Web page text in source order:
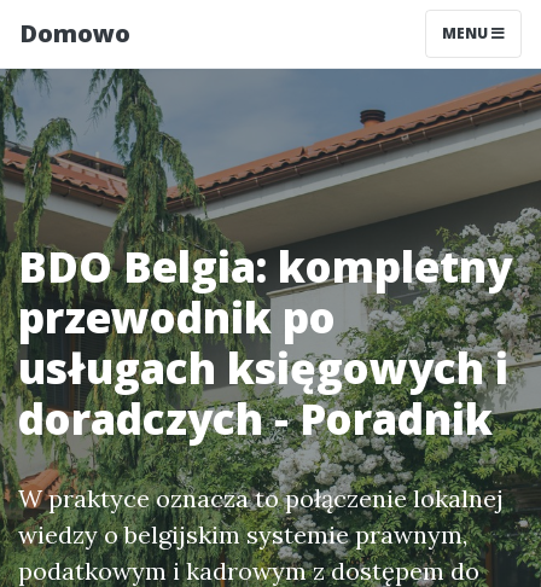
Domowo MENU
BDO Belgia: kompletny
przewodnik po
usługach księgowych i
doradczych - Poradnik
W praktyce oznacza to połączenie lokalnej
wiedzy o belgijskim systemie prawnym,
podatkowym i kadrowym z dostępem do